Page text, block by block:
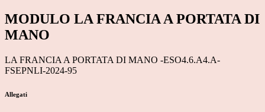
MODULO LA FRANCIA A PORTATA DI
MANO
LA FRANCIA A PORTATA DI MANO -ESO4.6.A4.A-
FSEPNLI-2024-95
Allegati